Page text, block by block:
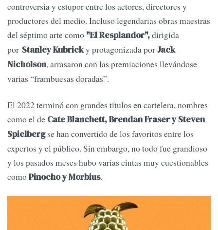
controversia y estupor entre los actores, directores y
productores del medio. Incluso legendarias obras maestras
del séptimo arte como "El Resplandor",dirigida
por Stanley Kubricky protagonizada porJack
Nicholson, arrasaron con las premiaciones llevándose
varias “frambuesas doradas”.
El 2022 terminó con grandes títulos en cartelera, nombres
como el de Cate Blanchett, Brendan Fraser y Steven
Spielbergse han convertido de los favoritos entre los
expertos y el público. Sin embargo, no todo fue grandioso
y los pasados meses hubo varias cintas muy cuestionables
comoPinocho y Morbius.